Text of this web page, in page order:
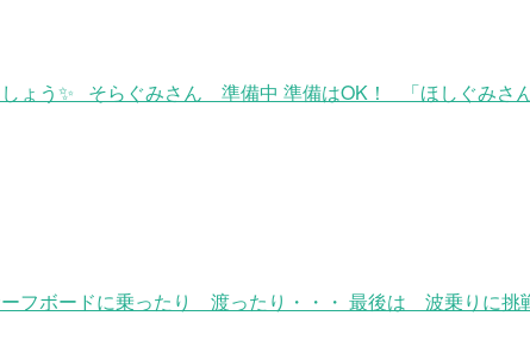
ょう✨ そらぐみさん 準備中 準備はOK！ 「ほしぐみ
フボードに乗ったり 渡ったり・・・ 最後は 波乗り